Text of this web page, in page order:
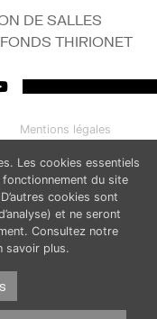
DE SALLES
FONDS THIRIONET
Mentions légales
Les cookies essentiels
du site
cookies sont
et ne seront
Consultez notre
savoir plus.